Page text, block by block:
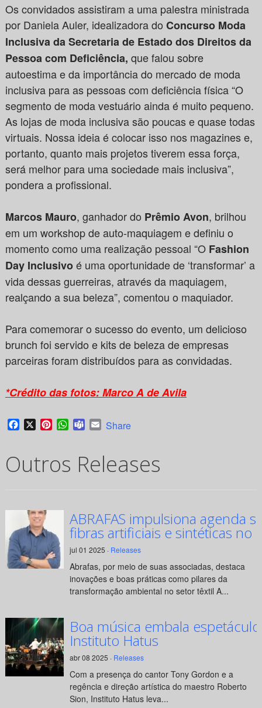
Os convidados assistiram a uma palestra ministrada
por Daniela Auler, idealizadora do Concurso Moda
Inclusivada Secretaria de Estado dos Direitos da
Pessoa com Deficiência, que falou sobre
autoestima e da importância do mercado de moda
inclusiva para as pessoas com deficiência física “O
segmento de moda vestuário ainda é muito pequeno.
As lojas de moda inclusiva são poucas e quase todas
virtuais. Nossa ideia é colocar isso nos magazines e,
portanto, quanto mais projetos tiverem essa força,
será melhor para uma sociedade mais inclusiva”,
pondera a profissional.
Marcos Mauro, ganhador do Prêmio Avon, brilhou
em um workshop de auto-maquiagem e definiu o
momento como uma realização pessoal “O Fashion
Day Inclusivoé uma oportunidade de ‘transformar’ a
vida dessas guerreiras, através da maquiagem,
realçando a sua beleza”, comentou o maquiador.
Para comemorar o sucesso do evento, um delicioso
brunch foi servido e kits de beleza de empresas
parceiras foram distribuídos para as convidadas.
*Crédito das fotos: Marco A de Avila
Facebook
X PinterestWhatsApp
TeamsEmail
Share
Outros Releases
ABRAFAS impulsiona agenda
fibras artificiais e sintéticas no
jul 01 2025 · Releases
Abrafas, por meio de suas associadas, destaca
inovações e boas práticas como pilares da
transformação ambiental no setor têxtil A...
Boa música embala
Instituto Hatus
abr 08 2025 · Releases
Com a presença do cantor Tony Gordon e a
regência e direção artística do maestro Roberto
Sion, Instituto Hatus leva...